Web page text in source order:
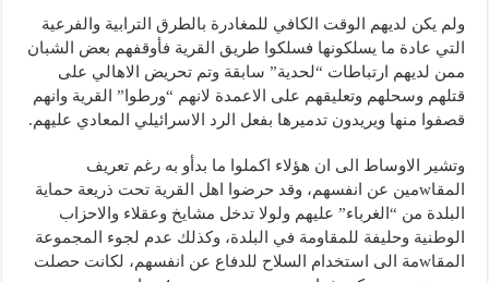
ولم يكن لديهم الوقت الكافي للمغادرة بالطرق الترابية والفرعية
التي عادة ما يسلكونها فسلكوا طريق القرية فأوقفهم بعض الشبان
ممن لديهم ارتباطات “لحدية” سابقة وتم تحريض الاهالي على
قتلهم وسحلهم وتعليقهم على الاعمدة لانهم “ورطوا” القرية وانهم
قصفوا منها ويريدون تدميرها بفعل الرد الاسرائيلي المعادي عليهم.
وتشير الاوساط الى ان هؤلاء اكملوا ما بدأو به رغم تعريف
المقاwمين عن انفسهم، وقد حرضوا اهل القرية تحت ذريعة حماية
البلدة من “الغرباء” عليهم ولولا تدخل مشايخ وعقلاء والاحزاب
الوطنية وحليفة للمقاومة في البلدة، وكذلك عدم لجوء المجموعة
المقاwمة الى استخدام السلاح للدفاع عن انفسهم، لكانت حصلت